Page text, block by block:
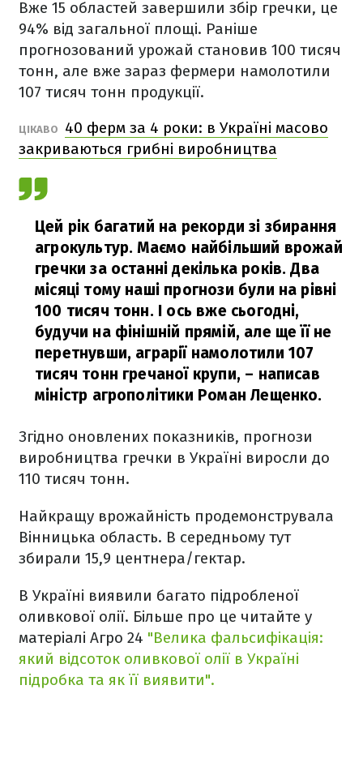
Вже 15 областей завершили збір гречки, це
94% від загальної площі. Раніше
прогнозований урожай становив 100 тисяч
тонн, але вже зараз фермери намолотили
107 тисяч тонн продукції.
ЦІКАВО
40 ферм за 4 роки: в Україні масово
закриваються грибні виробництва
Цей рік багатий на рекорди зі збирання
агрокультур. Маємо найбільший врожай
гречки за останні декілька років. Два
місяці тому наші прогнози були на рівні
100 тисяч тонн. І ось вже сьогодні,
будучи на фінішній прямій, але ще її не
перетнувши, аграрії намолотили 107
тисяч тонн гречаної крупи, – написав
міністр агрополітики Роман Лещенко.
Згідно оновлених показників, прогнози
виробництва гречки в Україні виросли до
110 тисяч тонн.
Найкращу врожайність продемонструвала
Вінницька область. В середньому тут
збирали 15,9 центнера/гектар.
В Україні виявили багато підробленої
оливкової олії. Більше про це читайте у
матеріалі Агро 24 "Велика фальсифікація:
який відсоток оливкової олії в Україні
підробка та як її виявити".